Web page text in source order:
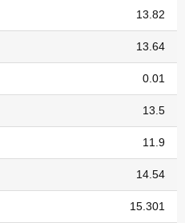
13.82
13.64
0.01
13.5
11.9
14.54
15.301